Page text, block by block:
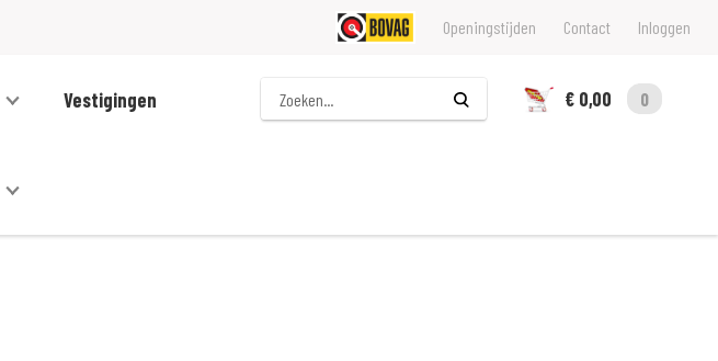
Openingstijden Contact Inloggen
Vestigingen
Zoeken
€ 0,00
0